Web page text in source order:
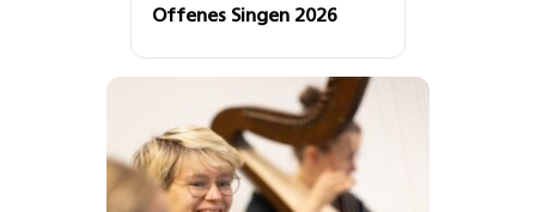
Offenes Singen 2026